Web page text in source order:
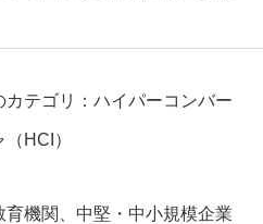
テゴリ：ハイパーコンバー
HCI）
機関、中堅・中小規模企業